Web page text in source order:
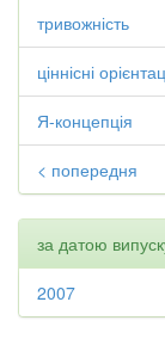
тривожність
ціннісні
Я-концепція
< попередня
за датою
2007